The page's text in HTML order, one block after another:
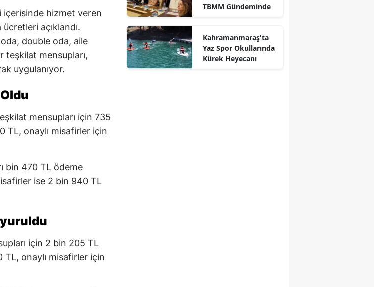
içerisinde hizmet veren
açıklandı.
double oda, aile
teşkilat mensupları,
uygulanıyor.
mensupları için 735
TL, onaylı misafirler için
bin 470 TL ödeme
ise 2 bin 940 TL
için 2 bin 205 TL
TL, onaylı misafirler için
TBMM Gündeminde
Kahramanmaraş'ta
Yaz Spor Okullarında
Kürek Heyecanı